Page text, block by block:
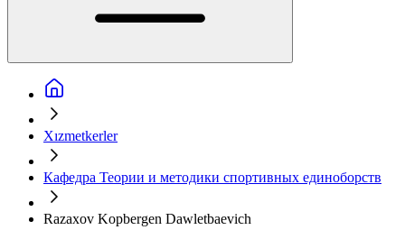
Xızmetkerler
Кафедра Теории и методики спортивных единоборств
Razaxov Kopbergen Dawletbaevich